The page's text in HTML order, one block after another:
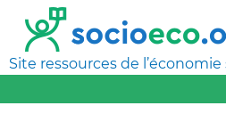
Site ressources de